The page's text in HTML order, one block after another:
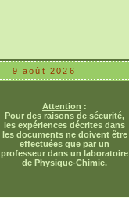
9 août 2026
Attention :
Pour des raisons de sécurité,
les expériences décrites dans
les documents ne doivent être
effectuées que par un
professeur dans un laboratoire
de Physique-Chimie.